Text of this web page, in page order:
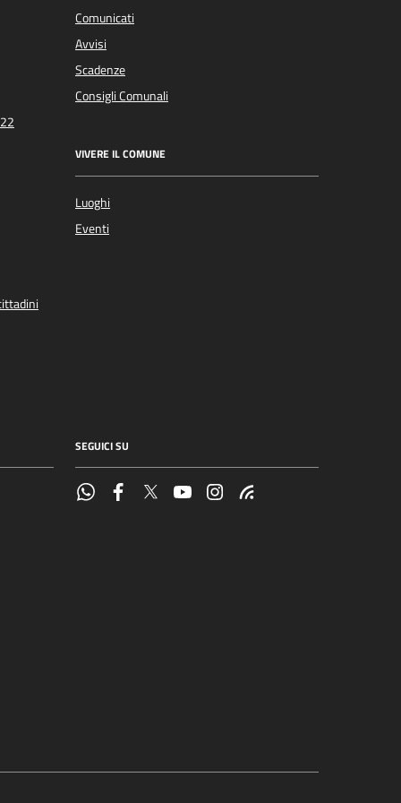
Comunicati
Avvisi
Scadenze
Consigli Comunali
VIVERE IL COMUNE
Luoghi
Eventi
SEGUICI SU